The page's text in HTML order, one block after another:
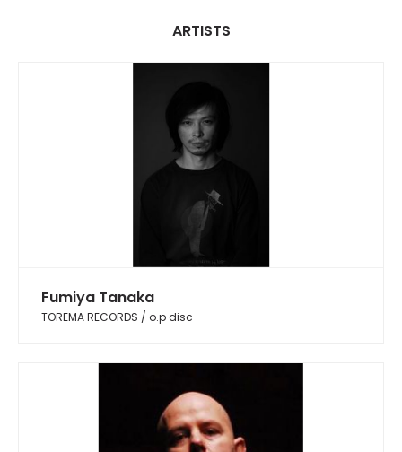
ARTISTS
Fumiya Tanaka
TOREMA RECORDS / o.p disc